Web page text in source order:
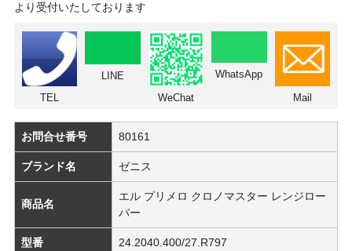
より受付いたしております
TEL
LINE
WeChat
WhatsApp
Mail
お問合せ番号 80161
ブランド名 ゼニス
商品名
エル プリメロ クロノマスター レンジロー
バー
型番 24.2040.400/27.R797